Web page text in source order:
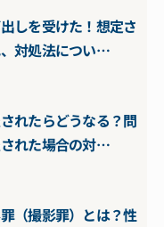
しを受けた！想定さ
対処法につい…
れたらどうなる？問
れた場合の対…
（撮影罪）とは？性